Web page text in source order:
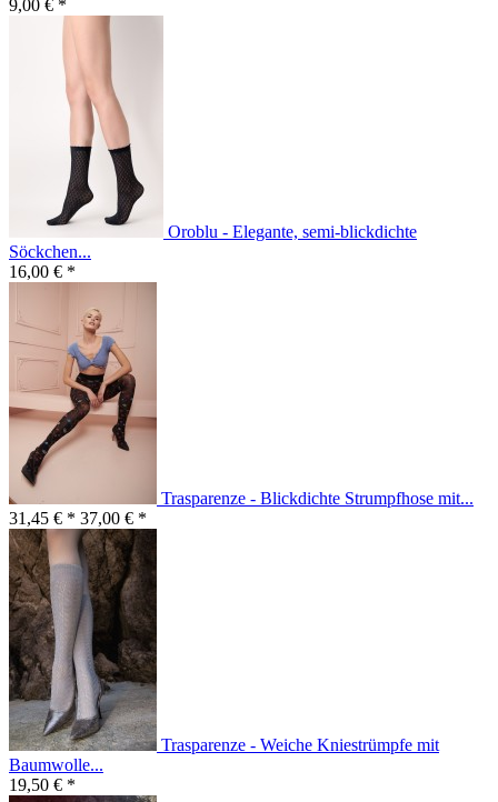
9,00 € *
Oroblu - Elegante, semi-blickdichte
Söckchen...
16,00 € *
Trasparenze - Blickdichte Strumpfhose mit...
31,45 € * 37,00 € *
Trasparenze - Weiche Kniestrümpfe mit
Baumwolle...
19,50 € *